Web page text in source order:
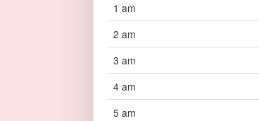
1 am
2 am
3 am
4 am
5 am